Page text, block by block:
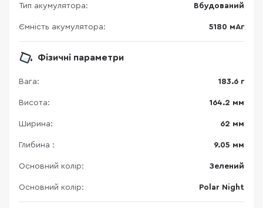
Тип акумулятора: Вбудований
Ємність акумулятора: 5180 мАг
Фізичні параметри
Вага: 183.6 г
Висота: 164.2 мм
Ширина: 62 мм
Глибина : 9.05 мм
Основний колір: Зелений
Основний колір: Polar Night